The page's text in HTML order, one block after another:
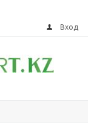
Вход